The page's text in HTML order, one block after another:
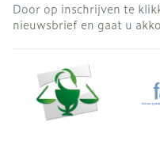
Door op inschrijven te
nieuwsbrief en gaat u